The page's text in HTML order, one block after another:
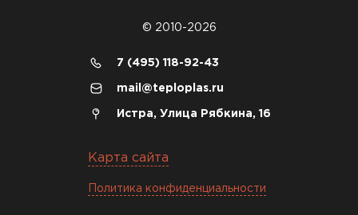
© 2010-2026
7 (495) 118-92-43
mail@teploplas.ru
Истра, Улица Рябкина, 16
Карта сайта
Политика конфиденциальности